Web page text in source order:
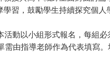
習，鼓勵學生持續探究個
動以小組形式報名，每組必
由指導老師作為代表填寫